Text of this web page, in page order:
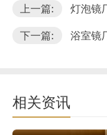
上一篇: 灯泡镜
下一篇: 浴室镜
相关资讯